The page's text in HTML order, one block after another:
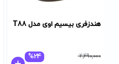
هندزفری بیسیم اوی مدل T88
2,490,000
قیمت
قیمت
%24